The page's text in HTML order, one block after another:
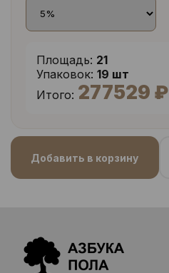
Площадь: 21
Упаковок: 19 шт
Итого: 277529 ₽
Добавить в корзину